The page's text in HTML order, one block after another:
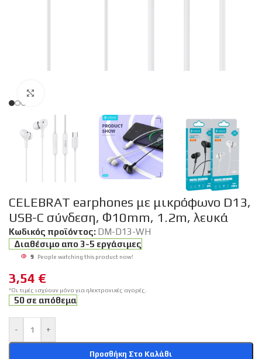
CELEBRAT earphones με μικρόφωνο D13,
USB-C σύνδεση, Φ10mm, 1.2m, λευκά
Κωδικός προϊόντος: DM-D13-WH
Διαθέσιμο απο 3-5 εργάσιμες
9 People watching this product now!
3,54 €
*Οι τιμές ισχύουν μόνο για ηλεκτρονικές αγορές.
50 σε απόθεμα
- +
Προσθήκη Στο Καλάθι